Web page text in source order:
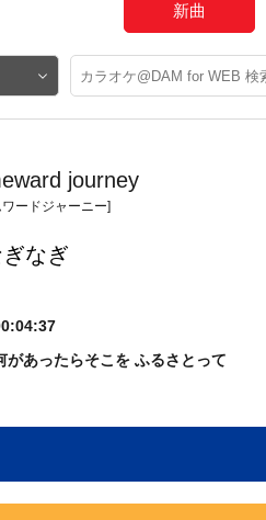
新曲
journey
ワードジャーニー]
なぎ
があったらそこを ふるさとって